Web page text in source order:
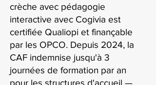
crèche avec pédagogie
interactive avec Cogivia est
certifiée Qualiopi et finançable
par les OPCO. Depuis 2024, la
CAF indemnise jusqu'à 3
journées de formation par an
pour les structures d'accueil —